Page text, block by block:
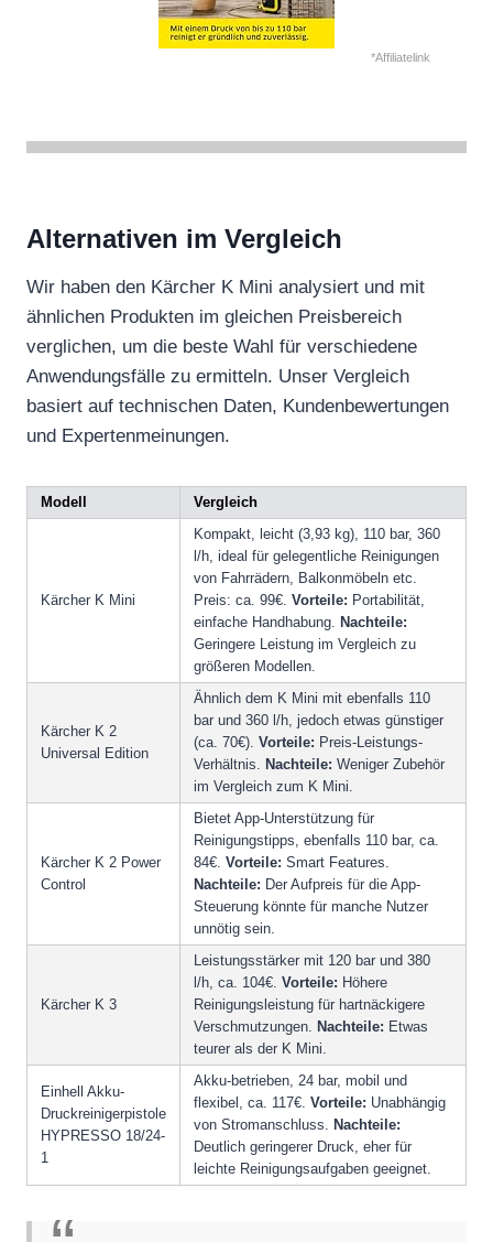
*Affiliatelink
Alternativen im Vergleich
Wir haben den Kärcher K Mini analysiert und mit
ähnlichen Produkten im gleichen Preisbereich
verglichen, um die beste Wahl für verschiedene
Anwendungsfälle zu ermitteln. Unser Vergleich
basiert auf technischen Daten, Kundenbewertungen
und Expertenmeinungen.
Modell Vergleich
Kärcher K Mini
Kompakt, leicht (3,93 kg), 110 bar, 360
l/h, ideal für gelegentliche Reinigungen
von Fahrrädern, Balkonmöbeln etc.
Preis: ca. 99€. Vorteile: Portabilität,
einfache Handhabung. Nachteile:
Geringere Leistung im Vergleich zu
größeren Modellen.
Kärcher K 2
Universal Edition
Ähnlich dem K Mini mit ebenfalls 110
bar und 360 l/h, jedoch etwas günstiger
(ca. 70€). Vorteile: Preis-Leistungs-
Verhältnis. Nachteile: Weniger Zubehör
im Vergleich zum K Mini.
Kärcher K 2 Power
Control
Bietet App-Unterstützung für
Reinigungstipps, ebenfalls 110 bar, ca.
84€. Vorteile: Smart Features.
Nachteile: Der Aufpreis für die App-
Steuerung könnte für manche Nutzer
unnötig sein.
Kärcher K 3
Leistungsstärker mit 120 bar und 380
l/h, ca. 104€. Vorteile: Höhere
Reinigungsleistung für hartnäckigere
Verschmutzungen. Nachteile: Etwas
teurer als der K Mini.
Einhell Akku-
Druckreinigerpistole
HYPRESSO 18/24-
1
Akku-betrieben, 24 bar, mobil und
flexibel, ca. 117€. Vorteile: Unabhängig
von Stromanschluss. Nachteile:
Deutlich geringerer Druck, eher für
leichte Reinigungsaufgaben geeignet.